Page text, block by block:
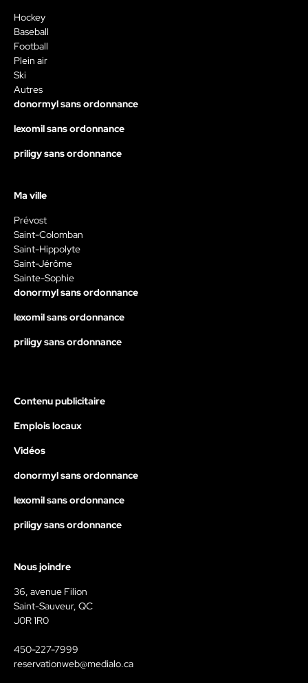
Hockey
Baseball
Football
Plein air
Ski
Autres
donormyl sans ordonnance
lexomil sans ordonnance
priligy sans ordonnance
Ma ville
Prévost
Saint-Colomban
Saint-Hippolyte
Saint-Jérôme
Sainte-Sophie
donormyl sans ordonnance
lexomil sans ordonnance
priligy sans ordonnance
Contenu publicitaire
Emplois locaux
Vidéos
donormyl sans ordonnance
lexomil sans ordonnance
priligy sans ordonnance
Nous joindre
36, avenue Filion
Saint-Sauveur, QC
J0R 1R0
450-227-7999
reservationweb@medialo.ca